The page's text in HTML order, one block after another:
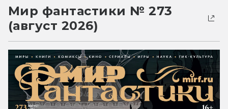
Мир фантастики № 273
(август 2026)